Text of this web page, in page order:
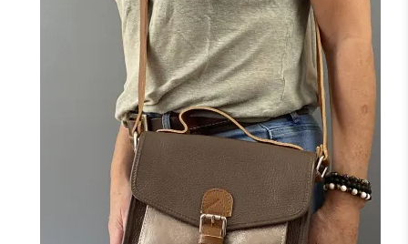
NOIRMARINEBORDEAUX
CAMEL
F
TAUPE
FONCÉ
+3
J'ajoute à mon panier !